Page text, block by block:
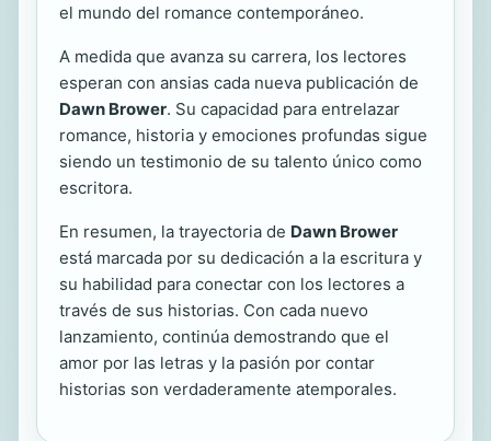
el mundo del romance contemporáneo.
A medida que avanza su carrera, los lectores
esperan con ansias cada nueva publicación de
Dawn Brower. Su capacidad para entrelazar
romance, historia y emociones profundas sigue
siendo un testimonio de su talento único como
escritora.
En resumen, la trayectoria de Dawn Brower
está marcada por su dedicación a la escritura y
su habilidad para conectar con los lectores a
través de sus historias. Con cada nuevo
lanzamiento, continúa demostrando que el
amor por las letras y la pasión por contar
historias son verdaderamente atemporales.